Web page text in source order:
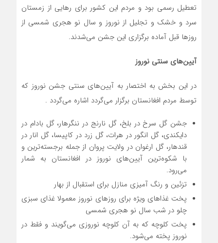
تعطیل رسمی بود و مردم این کشور برای رهایی از زمستان
سرد و خشک و تجلیل از نوروز و سال نو هجری شمسی از
روزها قبل آماده برگزاری این جشن می‌شدند.
آیین‌های سنتی نوروز
در این بخش به اختصار به آیین‌های سنتی جشن نوروز که
توسط مردم افغانستان برگزار می‌گردد اشاره می‌گردد .
جشن گل سرخ در بلخ، گل نارنج در ننگرهار، گل بادام در
دایکندی، گل انگور در هرات، گل زرد در کاپیسا، گل انار در
قندهار، گل ارغوان در ولایت پروان از جمله برجسته‌ترین و
با شکوه‌ترین آیین‌های نوروز در افغانستان به شمار
می‌رود.
تزئین و رنگ آمیزی منازل برای استقبال از بهار
پخت غذاهای ویژه برای روزهای نوروز معمولا غذای سبزی
چلو در شب سال نو هجری شمسی
پخت کلوچه که به آن کلوچه نوروزی می‌گویند و فقط در
نوروز پخته می‌شود.